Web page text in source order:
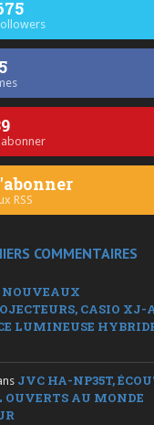
RSS
COMMENTAIRES
NOUVEAUX
CASIO XJ-
LUMINEUSE
JVC HA-NP35T,
OUVERTS AU MONDE